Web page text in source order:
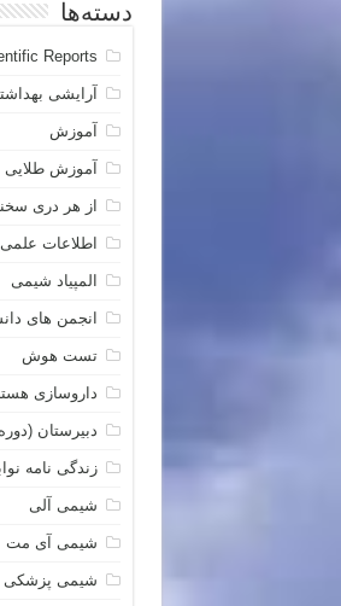
دسته‌ها
Reports
آرایشی
آموزش
آموزش طلایی
از هر دری
اطلاعات علمی
المپیاد شیمی
انجمن های
تست هوش
داروسازی
دبیرستان
زندگی نامه
شیمی آلی
شیمی آی مت
شیمی پزشکی